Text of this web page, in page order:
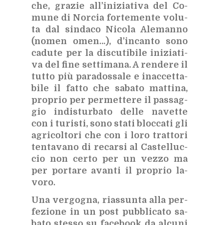
che, gra­zie al­l’i­ni­zia­ti­va del Co­
mu­ne di Nor­cia for­te­men­te vo­lu­
ta dal sin­da­co Ni­co­la Ale­man­no
(no­men omen…), d’in­can­to sono
ca­du­te per la di­scu­ti­bi­le ini­zia­ti­
va del fine set­ti­ma­na. A ren­de­re il
tut­to più pa­ra­dos­sa­le e inac­cet­ta­
bi­le il fat­to che sa­ba­to mat­ti­na,
pro­prio per per­met­te­re il pas­sag­
gio in­di­stur­ba­to del­le na­vet­te
con i tu­ri­sti, sono sta­ti bloc­ca­ti gli
agri­col­to­ri che con i loro trat­to­ri
ten­ta­va­no di re­car­si al Ca­stel­luc­
cio non cer­to per un vez­zo ma
per por­ta­re avan­ti il pro­prio la­
vo­ro.
Una ver­go­gna, rias­sun­ta alla per­
fe­zio­ne in un post pub­bli­ca­to sa­